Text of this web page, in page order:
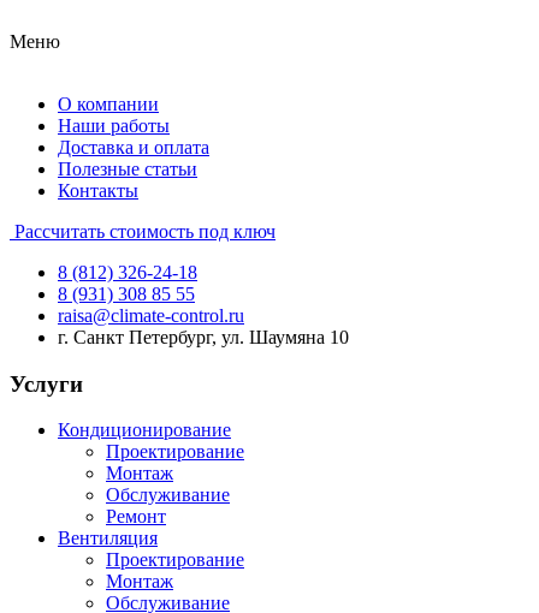
Меню
О компании
Наши работы
Доставка и оплата
Полезные статьи
Контакты
Рассчитать стоимость под ключ
8 (812) 326-24-18
8 (931) 308 85 55
raisa@climate-control.ru
г. Санкт Петербург, ул. Шаумяна 10
Услуги
Кондиционирование
Проектирование
Монтаж
Обслуживание
Ремонт
Вентиляция
Проектирование
Монтаж
Обслуживание